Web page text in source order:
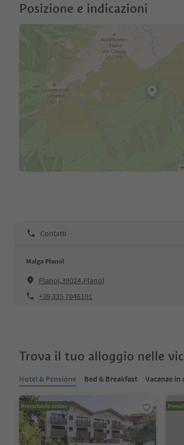
Posizione e indicazioni
Contatti
Malga Planol
Planol,39024,Planol
+39 335 7046191
Trova il tuo alloggio nelle
Hotel & Pensione Bed & Breakfast Vacanze
Prenotabile online